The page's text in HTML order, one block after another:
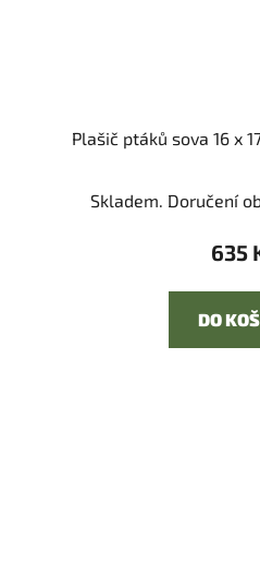
Plašič ptáků sova 16 x
Skladem. Doručení
635
DO